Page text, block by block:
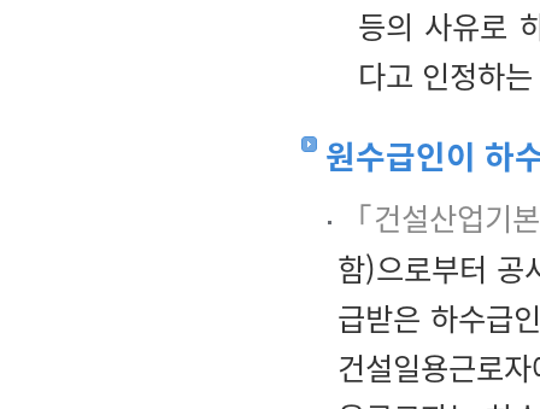
등의 사유로
다고 인정하
원수급인이 하
「건설산업기
함)으로부터 공
급받은 하수급
건설일용근로